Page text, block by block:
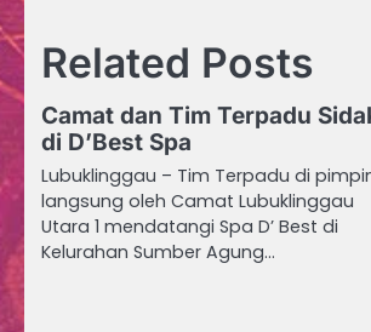
Related Posts
Camat dan Tim Terpadu
di D’Best Spa
Lubuklinggau – Tim Terpadu di
langsung oleh Camat Lubuklinggau
Utara 1 mendatangi Spa D’ Best di
Kelurahan Sumber Agung…